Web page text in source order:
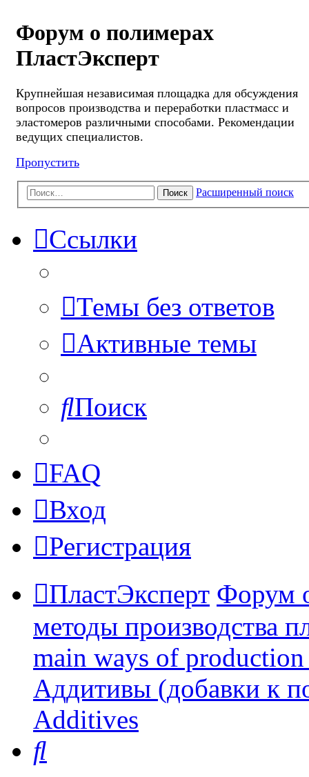
Форум о полимерах
ПластЭксперт
Крупнейшая независимая площадка для обсуждения
вопросов производства и переработки пластмасс и
эластомеров различными способами. Рекомендации
ведущих специалистов.
Пропустить
Поиск Расширенный поиск
Ссылки
Темы без ответов
Активные темы
Поиск
FAQ
Вход
Регистрация
ПластЭксперт Форум
методы производства
main ways of
Аддитивы (добавки к
Additives